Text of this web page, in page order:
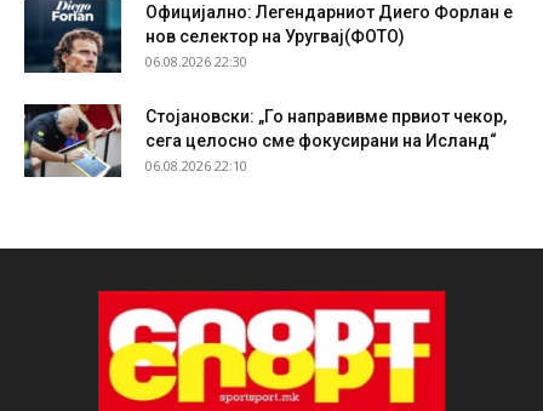
Официјално: Легендарниот Диего Форлан е
нов селектор на Уругвај(ФОТО)
06.08.2026 22:30
Стојановски: „Го направивме првиот чекор,
сега целосно сме фокусирани на Исланд“
06.08.2026 22:10